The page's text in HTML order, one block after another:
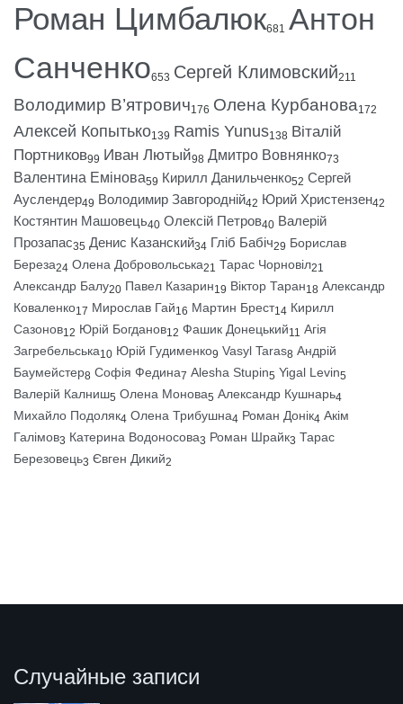
Роман Цимбалюк681 Антон
Санченко653 Сергей Климовский211
Володимир В’ятрович176 Олена Курбанова172
Алексей Копытько139 Ramis Yunus138 Віталій
Портников99 Иван Лютый98 Дмитро Вовнянко73
Валентина Емінова59 Кирилл Данильченко52 Сергей
Ауслендер49 Володимир Завгородній42 Юрий Христензен42
Костянтин Машовець40 Олексій Петров40 Валерій
Прозапас35 Денис Казанский34 Гліб Бабіч29 Борислав
Береза24 Олена Добровольська21 Тарас Чорновіл21
Александр Балу20 Павел Казарин19 Віктор Таран18 Александр
Коваленко17 Мирослав Гай16 Мартин Брест14 Кирилл
Сазонов12 Юрій Богданов12 Фашик Донецький11 Агія
Загребельська10 Юрій Гудименко9 Vasyl Taras8 Андрій
Баумейстер8 Софія Федина7 Alesha Stupin5 Yigal Levin5
Валерій Калниш5 Олена Монова5 Александр Кушнарь4
Михайло Подоляк4 Олена Трибушна4 Роман Донік4 Акім
Галімов3 Катерина Водоносова3 Роман Шрайк3 Тарас
Березовець3 Євген Дикий2
Случайные записи